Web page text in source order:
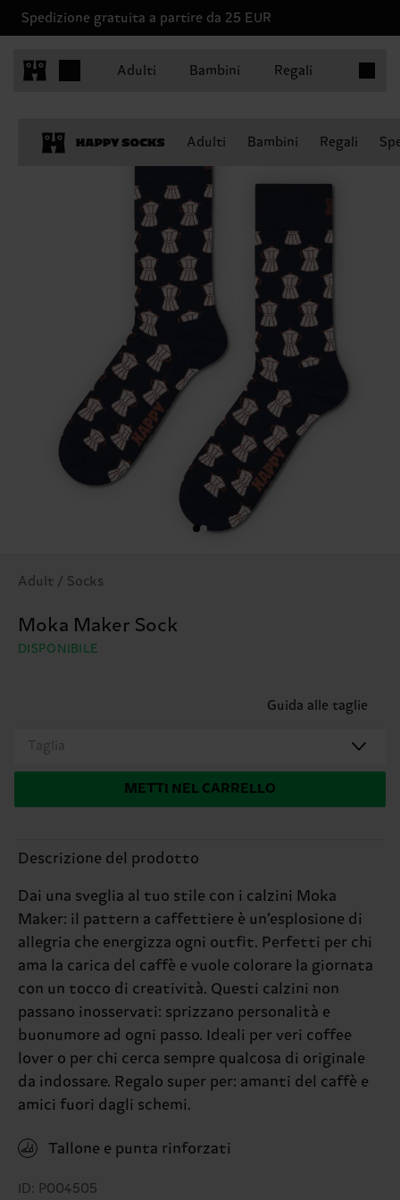
Spedizione gratuita a partire da 25 EUR
Adulti Bambini Regali
Adulti Bambini Regali
Adult / Socks
Moka Maker Sock
DISPONIBILE
Guida alle taglie
Taglia
METTI NEL CARRELLO
Descrizione del prodotto
Dai una sveglia al tuo stile con i calzini Moka
Maker: il pattern a caffettiere è un’esplosione di
allegria che energizza ogni outfit. Perfetti per chi
ama la carica del caffè e vuole colorare la giornata
con un tocco di creatività. Questi calzini non
passano inosservati: sprizzano personalità e
buonumore ad ogni passo. Ideali per veri coffee
lover o per chi cerca sempre qualcosa di originale
da indossare. Regalo super per: amanti del caffè e
amici fuori dagli schemi.
Tallone e punta rinforzati
ID: P004505